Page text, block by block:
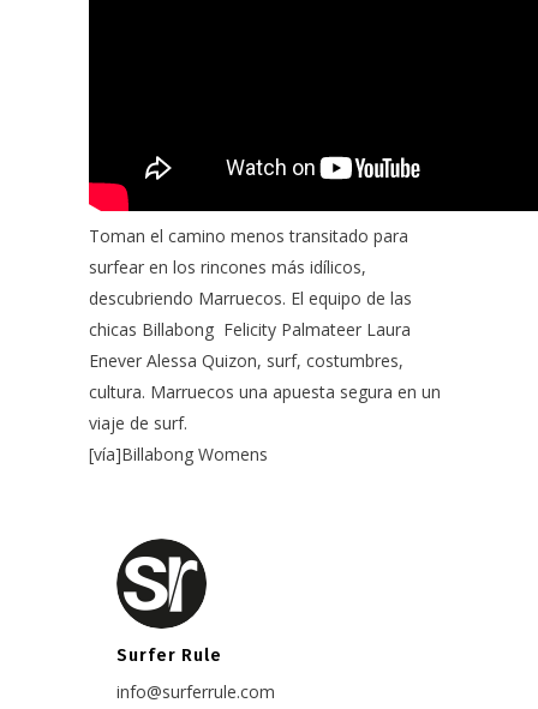
Toman el camino menos transitado para
surfear en los rincones más idílicos,
descubriendo Marruecos. El equipo de las
chicas Billabong Felicity Palmateer Laura
Enever Alessa Quizon, surf, costumbres,
cultura. Marruecos una apuesta segura en un
viaje de surf.
[vía]Billabong Womens
Surfer Rule
info@surferrule.com